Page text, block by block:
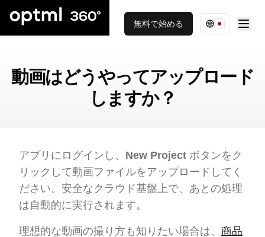
無料で始める
動画はどうやってアップロード
しますか？
アプリにログインし、 New Project ボタンをク
リックして動画ファイルをアップロードしてく
ださい。安全なクラウド基盤上で、あとの処理
は自動的に実行されます。
理想的な動画の撮り方も知りたい場合は、 商品